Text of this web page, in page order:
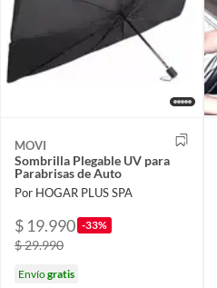
MOVI
Sombrilla Plegable UV para
Parabrisas de Auto
Por HOGAR PLUS SPA
$ 19.990 -33%
$ 29.990
Envíogratis